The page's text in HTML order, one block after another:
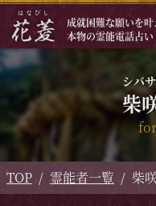
成就困難な願いを叶
本物の霊能電話占い
柴
シバ
TOP 霊能者一覧 柴